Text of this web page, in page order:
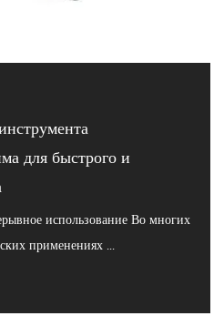
для быстрого и
использование Во многих
применениях ...